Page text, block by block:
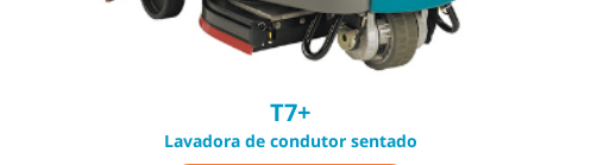
T7+
Lavadora de condutor sentado